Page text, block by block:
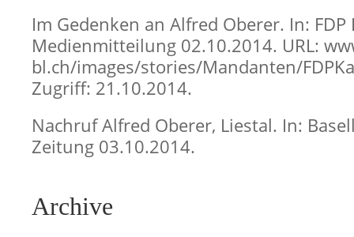
Im Gedenken an Alfred Oberer. In: FDP
Medienmitteilung 02.10.2014. URL:
bl.ch/images/stories/Mandanten/
Zugriff: 21.10.2014.
Nachruf Alfred Oberer, Liestal. In:
Zeitung 03.10.2014.
Archive